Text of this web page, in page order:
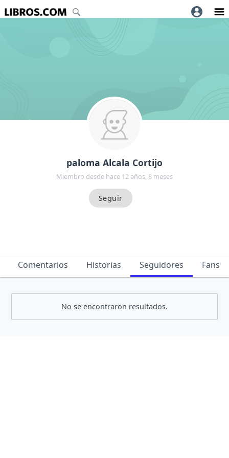
paloma Alcala Cortijo
Miembro desde hace 12 años, 8 meses
Comentarios Historias Seguidores Fans
No se encontraron resultados.